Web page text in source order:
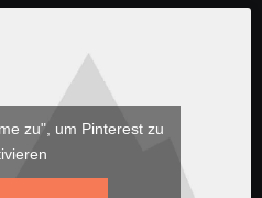
zu", um Pinterest zu